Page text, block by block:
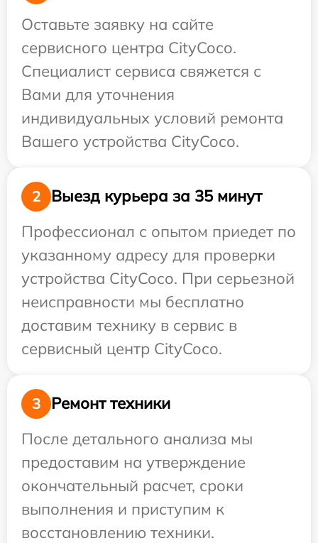
Оставьте заявку на сайте
сервисного центра CityCoco.
Специалист сервиса свяжется с
Вами для уточнения
индивидуальных условий ремонта
Вашего устройства CityCoco.
2
Выезд курьера за 35 минут
Профессионал с опытом приедет по
указанному адресу для проверки
устройства CityCoco. При серьезной
неисправности мы бесплатно
доставим технику в сервис в
сервисный центр CityCoco.
3
Ремонт техники
После детального анализа мы
предоставим на утверждение
окончательный расчет, сроки
выполнения и приступим к
восстановлению техники.